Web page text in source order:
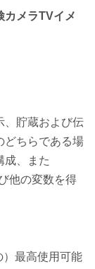
カメラTVイメ
、貯蔵および伝
どちらである場
成、また
他の変数を得
）最高使用可能